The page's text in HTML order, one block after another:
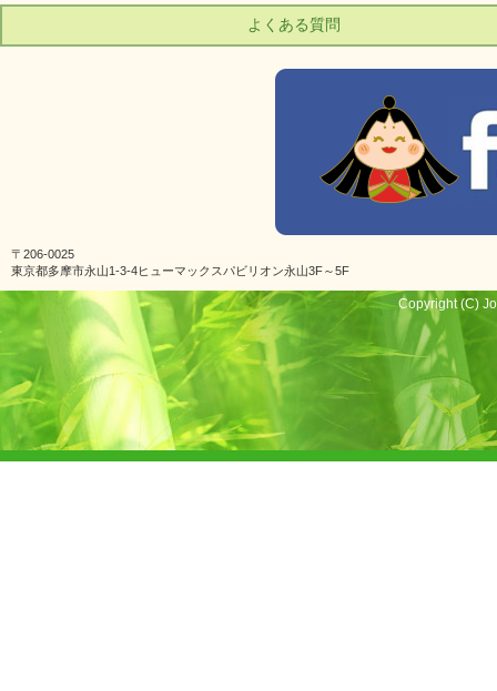
よくある質問
〒206-0025
東京都多摩市永山1-3-4ヒューマックスパビリオン永山3F～5F
Copyright (C)